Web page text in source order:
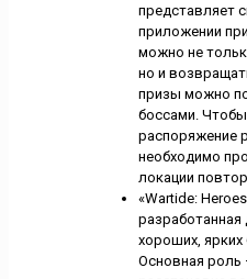
представляет
приложении
можно не
но и
призы можно
боссами.
распоряжение
необходимо
локации
«Wartide:
разработанная
хороших, ярких
Основная роль